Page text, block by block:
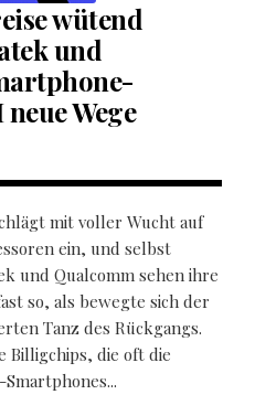
wütend
und
Wege
mit voller Wucht auf
ein, und selbst
und Qualcomm sehen ihre
so, als bewegte sich der
Tanz des Rückgangs.
Billigchips, die oft die